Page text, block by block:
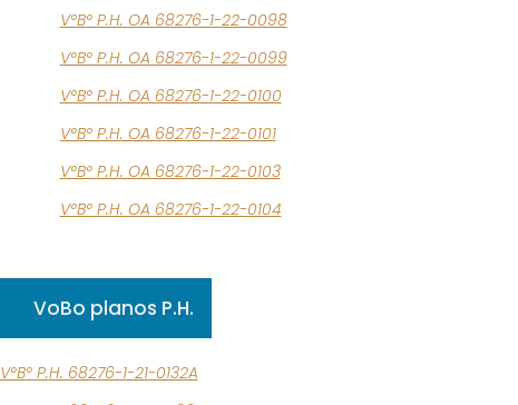
V°B° P.H. OA 68276-1-22-0098
V°B° P.H. OA 68276-1-22-0099
V°B° P.H. OA 68276-1-22-0100
V°B° P.H. OA 68276-1-22-0101
V°B° P.H. OA 68276-1-22-0103
V°B° P.H. OA 68276-1-22-0104
VoBo planos P.H.
V°B° P.H. 68276-1-21-0132A